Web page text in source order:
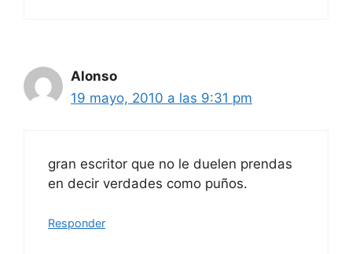
Alonso
19 mayo, 2010 a las 9:31 pm
gran escritor que no le duelen prendas
en decir verdades como puños.
Responder